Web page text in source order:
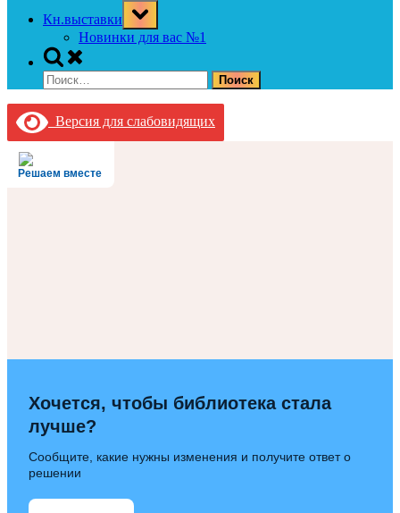
Кн.выставки
Toggle
sub-
menu
Новинки для вас №1
Toggle
search
form
Найти:
Версия для слабовидящих
Решаем вместе
Хочется, чтобы библиотека стала
лучше?
Сообщите, какие нужны изменения и получите ответ о
решении